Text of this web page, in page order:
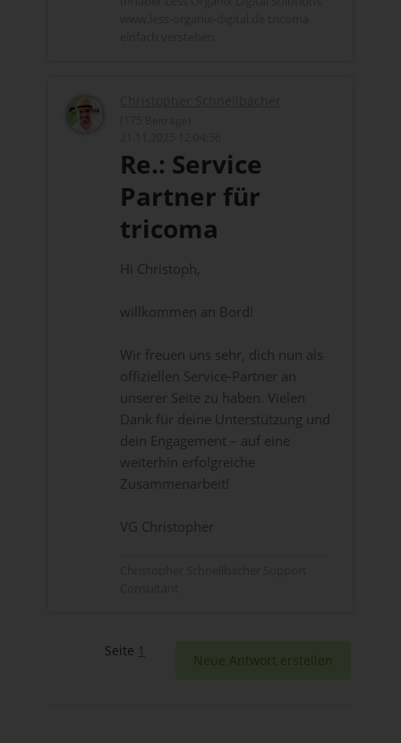
Re.: Service
Partner für
tricoma
Hi Christoph,
willkommen an Bord!
Wir freuen uns sehr, dich nun als
offiziellen Service-Partner an
unserer Seite zu haben. Vielen
Dank für deine Unterstützung und
dein Engagement – auf eine
weiterhin erfolgreiche
Zusammenarbeit!
VG Christopher
Seite 1
Neue Antwort erstellen